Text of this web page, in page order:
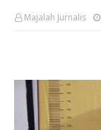
Majalah Jurnalis